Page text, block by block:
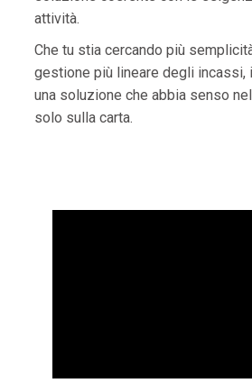
attività.
Che tu stia cercando più
gestione più lineare degli incassi,
una soluzione che abbia senso
solo sulla carta.